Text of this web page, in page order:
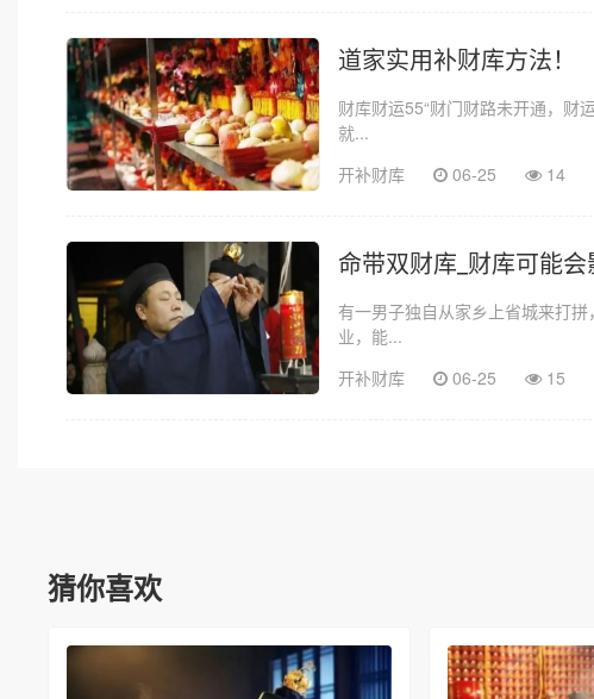
道家实用补财库方法！
财库财运55“财门财路未开通，财
就...
开补财库
06-25 14
命带双财库_财库可能
有一男子独自从家乡上省城来打
业，能...
开补财库
06-25 15
猜你喜欢